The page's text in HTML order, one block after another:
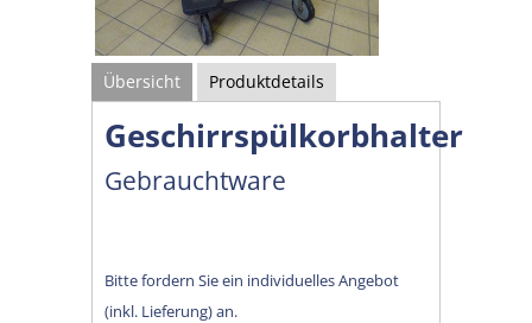
Übersicht Produktdetails
Geschirrspülkorbhalter
Gebrauchtware
Bitte fordern Sie ein individuelles Angebot
(inkl. Lieferung) an.